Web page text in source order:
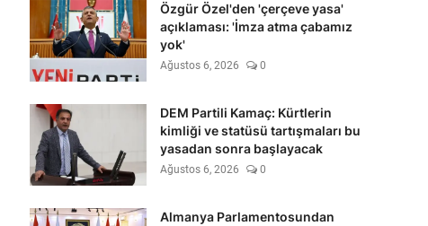
Özgür Özel'den 'çerçeve yasa'
açıklaması: 'İmza atma çabamız
yok'
Ağustos 6, 2026 0
DEM Partili Kamaç: Kürtlerin
kimliği ve statüsü tartışmaları bu
yasadan sonra başlayacak
Ağustos 6, 2026 0
Almanya Parlamentosundan